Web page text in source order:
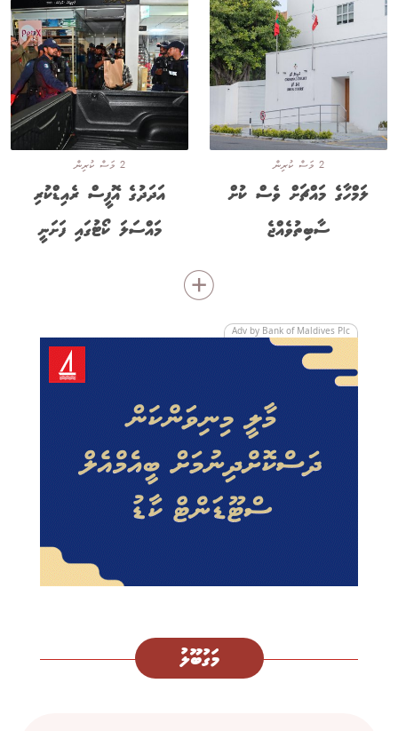
2 މަސް ކުރިން
ލަމްހާގެ މައްޗަށް ވެސް ކުށް
ސާބިތުވެއްޖެ
2 މަސް ކުރިން
އަދަދުގެ އޮފީސް ރެއިޑްކުރި
މައްސަލަ ކޯޓުގައި ފަށަނީ
Adv by Bank of Maldives Plc
މަގުބޫލު